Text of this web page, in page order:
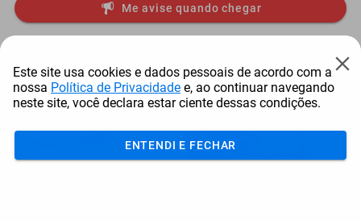
Me avise quando chegar
Este site usa cookies e dados pessoais de acordo com a
nossa Política de Privacidade e, ao continuar navegando
neste site, você declara estar ciente dessas condições.
ENTENDI E FECHAR